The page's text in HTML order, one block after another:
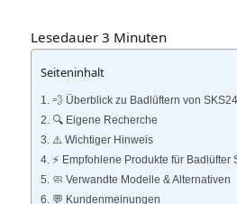
Lesedauer 3 Minuten
Seiteninhalt
💨 Überblick zu Badlüftern von SKS24
🔍 Eigene Recherche
⚠️ Wichtiger Hinweis
⚡️ Empfohlene Produkte für Badlüfter
🧼 Verwandte Modelle & Alternativen
💬 Kundenmeinungen